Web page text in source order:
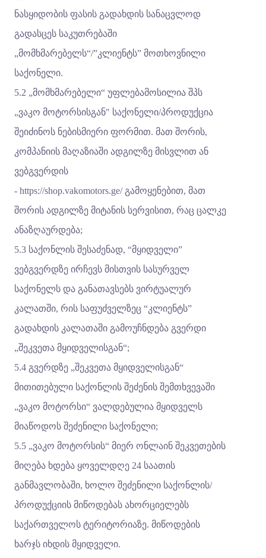
ნასყიდობის ფასის გადახდის სანაცვლოდ
გადასცეს საკუთრებაში
„მომხმარებელს“/”კლიენტს” მოთხოვნილი
საქონელი.
5.2 „მომხმარებელი“ უფლებამოსილია შპს
„ვაკო მოტორსისგან" საქონელი/პროდუქცია
შეიძინოს ნებისმიერი ფორმით. მათ შორის,
კომპანიის მაღაზიაში ადგილზე მისვლით ან
ვებგვერდის
- https://shop.vakomotors.ge/გამოყენებით, მათ
შორის ადგილზე მიტანის სერვისით, რაც ცალკე
ანაზღაურდება;
5.3 საქონლის შესაძენად, “მყიდველი”
ვებგვერდზე ირჩევს მისთვის სასურველ
საქონელს და განათავსებს ვირტუალურ
კალათში, რის საფუძველზეც “კლიენტს”
გადახდის კალათაში გამოუჩნდება გვერდი
„შეკვეთა მყიდველისგან“;
5.4 გვერდზე „შეკვეთა მყიდველისგან“
მითითებული საქონლის შეძენის შემთხვევაში
„ვაკო მოტორსი“ ვალდებულია მყიდველს
მიაწოდოს შეძენილი საქონელი;
5.5 „ვაკო მოტორსის“ მიერ ონლაინ შეკვეთების
მიღება ხდება ყოველდღე 24 საათის
განმავლობაში, ხოლო შეძენილი საქონლის/
პროდუქციის მიწოდებას ახორციელებს
საქართველოს ტერიტორიაზე. მიწოდების
ხარჯს იხდის მყიდველი.